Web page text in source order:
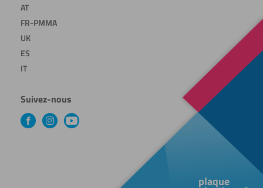
AT
FR-PMMA
UK
ES
IT
Suivez-nous
FacebookInstagramYouTube
plaque